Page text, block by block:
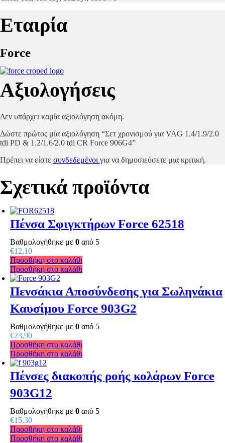
Εταιρία
Force
Αξιολογήσεις
Δεν υπάρχει καμία αξιολόγηση ακόμη.
Δώστε πρώτος μία αξιολόγηση “Σετ χρονισμού για VAG 1.4/1.9/2.0
tdi PD & 1.2/1.6/2.0 tdi CR Force 906G4”
Πρέπει να είστε συνδεδεμένοι για να δημοσιεύσετε μια κριτική.
Σχετικά προϊόντα
Πένσα Σφιγκτήρων Force 62518
Βαθμολογήθηκε με 0 από 5
€12,10
Προσθήκη στο καλάθι
Προσθήκη στο καλάθι
Πενσάκια Αποσύνδεσης για Σωληνάκια
Καυσίμου Force 903G2
Βαθμολογήθηκε με 0 από 5
€23,90
Προσθήκη στο καλάθι
Προσθήκη στο καλάθι
Πένσες διακοπής ροής κολάρων Force
903G12
Βαθμολογήθηκε με 0 από 5
€15,30
Προσθήκη στο καλάθι
Προσθήκη στο καλάθι